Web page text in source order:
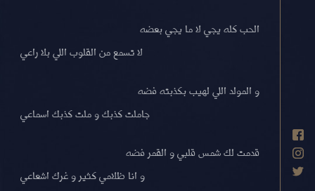
الحب كله يجي لا ما يجي بعضه
لا تسمع من القلوب اللي بلا راعي
و المولد اللي لهيب بكذبته فضه
جاملت كذبك و ملت كذبك اسماعي
قدمت لك شمس قلبي و القمر فضه
و انا ظلامي كثير و غرك اشعاعي